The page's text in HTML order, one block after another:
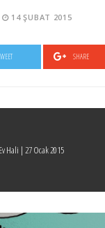
14 ŞUBAT 2015
SHARE
Hali | 27 Ocak 2015